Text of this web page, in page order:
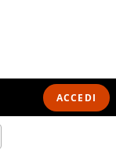
ACCEDI